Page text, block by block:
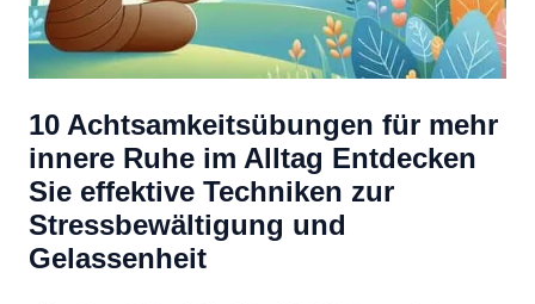
10 Achtsamkeitsübungen für mehr
innere Ruhe im Alltag Entdecken
Sie effektive Techniken zur
Stressbewältigung und
Gelassenheit